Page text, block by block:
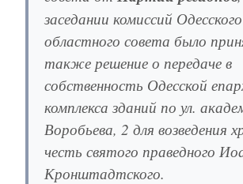
заседании комиссий Одесского
областного совета было
также решение о передаче в
собственность Одесской
комплекса зданий по ул.
Воробьева, 2 для возведения
честь святого праведного
Кронштадтского.